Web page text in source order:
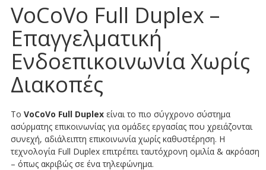
VoCoVo Full Duplex –
Επαγγελματική
Ενδοεπικοινωνία Χωρίς
Διακοπές
Το VoCoVo Full Duplex είναι το πιο σύγχρονο σύστημα
ασύρματης επικοινωνίας για ομάδες εργασίας που χρειάζονται
συνεχή, αδιάλειπτη επικοινωνία χωρίς καθυστέρηση. Η
τεχνολογία Full Duplex επιτρέπει ταυτόχρονη ομιλία & ακρόαση
– όπως ακριβώς σε ένα τηλεφώνημα.